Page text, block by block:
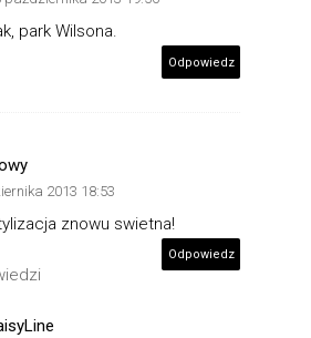
park Wilsona.
Odpowiedz
2013 18:53
znowu swietna!
Odpowiedz